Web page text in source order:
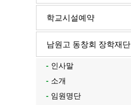
학교시설예약
남원고 동창회 장학재단
인사말
소개
임원명단